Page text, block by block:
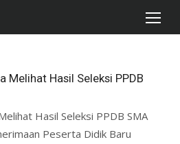
Melihat Hasil Seleksi PPDB
Hasil Seleksi PPDB SMA
Peserta Didik Baru